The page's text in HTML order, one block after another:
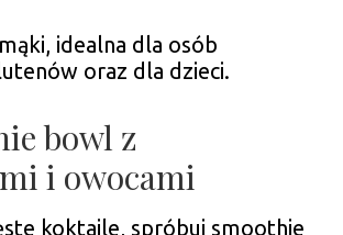
idealna dla osób
oraz dla dzieci.
bowl z
i owocami
koktajle, spróbuj smoothie